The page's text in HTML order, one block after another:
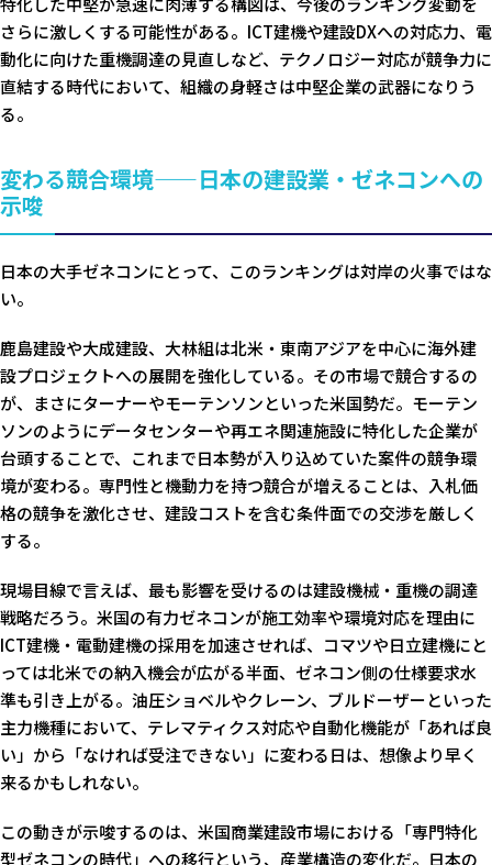
さらに激しくする可能性がある。ICT建機や建設DXへの対応力、電
動化に向けた重機調達の見直しなど、テクノロジー対応が競争力に
直結する時代において、組織の身軽さは中堅企業の武器になりう
る。
変わる競合環境——日本の建設業・ゼネコンへの
示唆
日本の大手ゼネコンにとって、このランキングは対岸の火事ではな
い。
鹿島建設や大成建設、大林組は北米・東南アジアを中心に海外建
設プロジェクトへの展開を強化している。その市場で競合するの
が、まさにターナーやモーテンソンといった米国勢だ。モーテン
ソンのようにデータセンターや再エネ関連施設に特化した企業が
台頭することで、これまで日本勢が入り込めていた案件の競争環
境が変わる。専門性と機動力を持つ競合が増えることは、入札価
格の競争を激化させ、建設コストを含む条件面での交渉を厳しく
する。
現場目線で言えば、最も影響を受けるのは建設機械・重機の調達
戦略だろう。米国の有力ゼネコンが施工効率や環境対応を理由に
ICT建機・電動建機の採用を加速させれば、コマツや日立建機にと
っては北米での納入機会が広がる半面、ゼネコン側の仕様要求水
準も引き上がる。油圧ショベルやクレーン、ブルドーザーといった
主力機種において、テレマティクス対応や自動化機能が「あれば良
い」から「なければ受注できない」に変わる日は、想像より早く
来るかもしれない。
この動きが示唆するのは、米国商業建設市場における「専門特化
型ゼネコンの時代」への移行という、産業構造の変化だ。日本の